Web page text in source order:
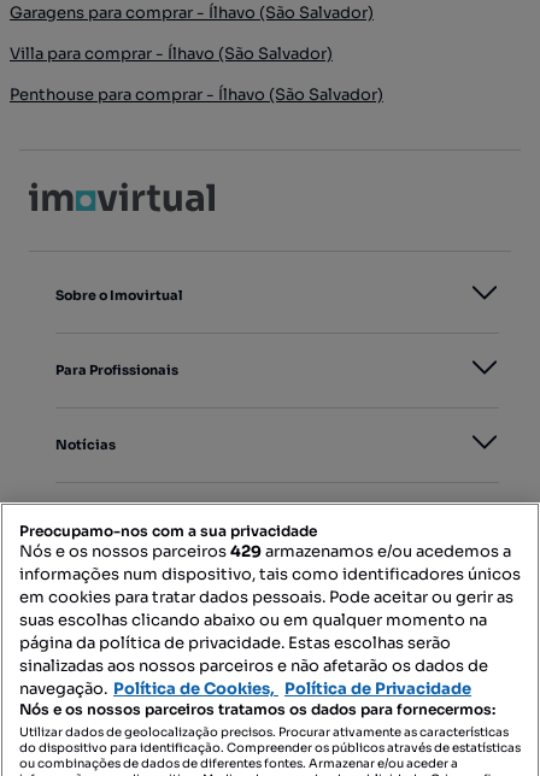
Garagens para comprar - Ílhavo (São Salvador)
Villa para comprar - Ílhavo (São Salvador)
Penthouse para comprar - Ílhavo (São Salvador)
Sobre o Imovirtual
Para Profissionais
Notícias
Mapa do Site
Contacte-nos
SIGA-NOS:
Preocupamo-nos com a sua privacidade
Nós e os nossos parceiros429armazenamos e/ou acedemos a
informações num dispositivo, tais como identificadores únicos
em cookies para tratar dados pessoais. Pode aceitar ou gerir as
suas escolhas clicando abaixo ou em qualquer momento na
página da política de privacidade. Estas escolhas serão
sinalizadas aos nossos parceiros e não afetarão os dados de
navegação. Política de Cookies, Política de Privacidade
Nós e os nossos parceiros tratamos os dados para fornecermos:
Utilizar dados de geolocalização precisos. Procurar ativamente as características
do dispositivo para identificação. Compreender os públicos através de estatísticas
ou combinações de dados de diferentes fontes. Armazenar e/ou aceder a